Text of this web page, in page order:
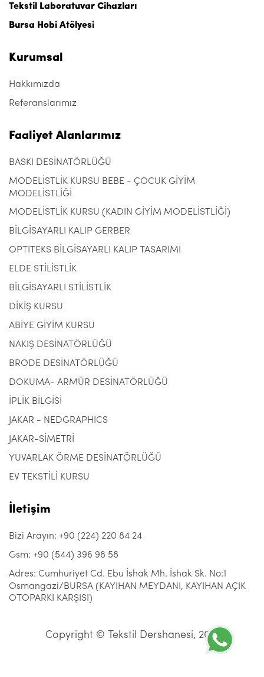
Tekstil Laboratuvar Cihazları
Bursa Hobi Atölyesi
Kurumsal
Hakkımızda
Referanslarımız
Faaliyet Alanlarımız
BASKI DESİNATÖRLÜĞÜ
MODELİSTLİK KURSU BEBE - ÇOCUK GİYİM
MODELİSTLİĞİ
MODELİSTLİK KURSU (KADIN GİYİM MODELİSTLİĞİ)
BİLGİSAYARLI KALIP GERBER
OPTITEKS BİLGİSAYARLI KALIP TASARIMI
ELDE STİLİSTLİK
BİLGİSAYARLI STİLİSTLİK
DİKİŞ KURSU
ABİYE GİYİM KURSU
NAKIŞ DESİNATÖRLÜĞÜ
BRODE DESİNATÖRLÜĞÜ
DOKUMA- ARMÜR DESİNATÖRLÜĞÜ
İPLİK BİLGİSİ
JAKAR - NEDGRAPHICS
JAKAR-SİMETRİ
YUVARLAK ÖRME DESİNATÖRLÜĞÜ
EV TEKSTİLİ KURSU
İletişim
Bizi Arayın: +90 (224) 220 84 24
Gsm: +90 (544) 396 98 58
Adres: Cumhuriyet Cd. Ebu İshak Mh. İshak Sk. No:1
Osmangazi/BURSA (KAYIHAN MEYDANI, KAYIHAN AÇIK
OTOPARKI KARŞISI)
Copyright © Tekstil Dershanesi, 2021